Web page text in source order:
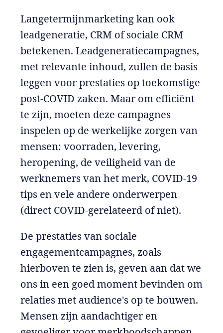
Langetermijnmarketing kan ook
leadgeneratie, CRM of sociale CRM
betekenen. Leadgeneratiecampagnes,
met relevante inhoud, zullen de basis
leggen voor prestaties op toekomstige
post-COVID zaken. Maar om efficiënt
te zijn, moeten deze campagnes
inspelen op de werkelijke zorgen van
mensen: voorraden, levering,
heropening, de veiligheid van de
werknemers van het merk, COVID-19
tips en vele andere onderwerpen
(direct COVID-gerelateerd of niet).
De prestaties van sociale
engagementcampagnes, zoals
hierboven te zien is, geven aan dat we
ons in een goed moment bevinden om
relaties met audience's op te bouwen.
Mensen zijn aandachtiger en